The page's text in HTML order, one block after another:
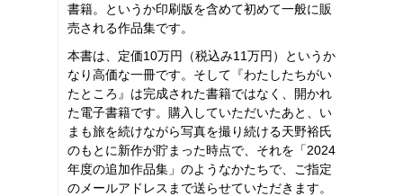
書籍。というか印刷版を含めて初めて一般に販
売される作品集です。
本書は、定価10万円（税込み11万円）というか
なり高価な一冊です。そして『わたしたちがい
たところ』は完成された書籍ではなく、開かれ
た電子書籍です。購入していただいたあと、い
まも旅を続けながら写真を撮り続ける天野裕氏
のもとに新作が貯まった時点で、それを「2024
年度の追加作品集」のようなかたちで、ご指定
のメールアドレスまで送らせていただきます。